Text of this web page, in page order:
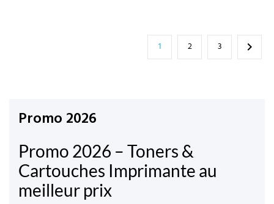
1 2 3 
Promo 2026
Promo 2026 – Toners &
Cartouches Imprimante au
meilleur prix